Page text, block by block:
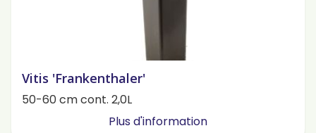
Vitis 'Frankenthaler'
50-60 cm cont. 2,0L
Plus d'information